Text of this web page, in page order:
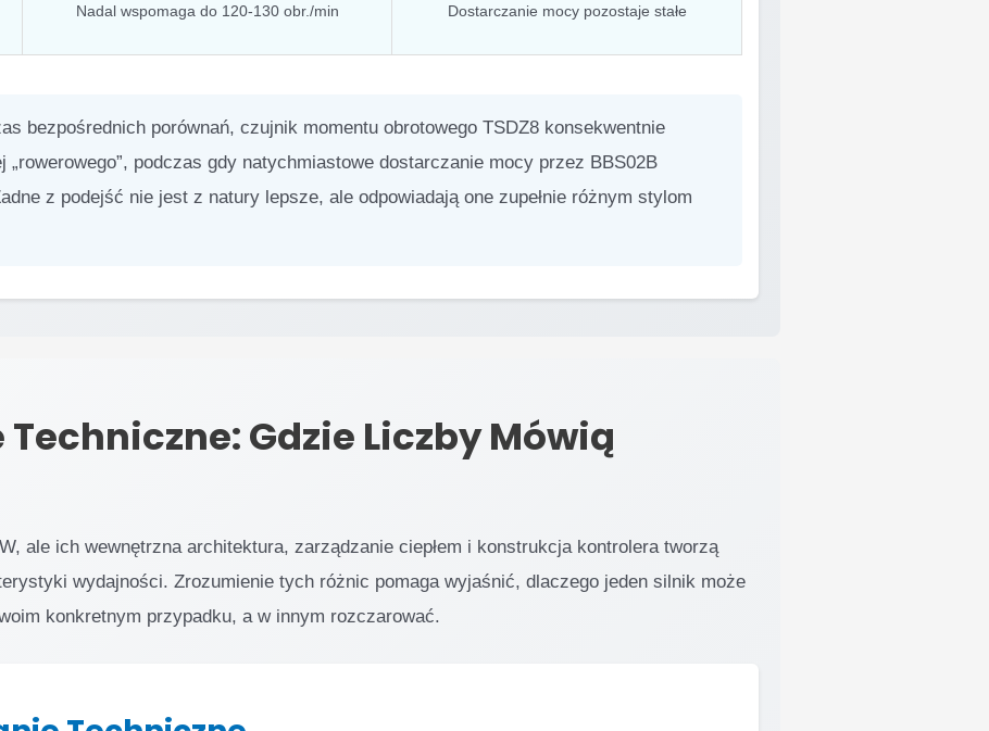
Nadal wspomaga do 120-130 obr./min Dostarczanie mocy pozostaje stałe
bezpośrednich porównań, czujnik momentu obrotowego TSDZ8 konsekwentnie
„rowerowego”, podczas gdy natychmiastowe dostarczanie mocy przez BBS02B
z podejść nie jest z natury lepsze, ale odpowiadają one zupełnie różnym stylom
Gdzie Liczby Mówią
ale ich wewnętrzna architektura, zarządzanie ciepłem i konstrukcja kontrolera tworzą
wydajności. Zrozumienie tych różnic pomaga wyjaśnić, dlaczego jeden silnik może
konkretnym przypadku, a w innym rozczarować.